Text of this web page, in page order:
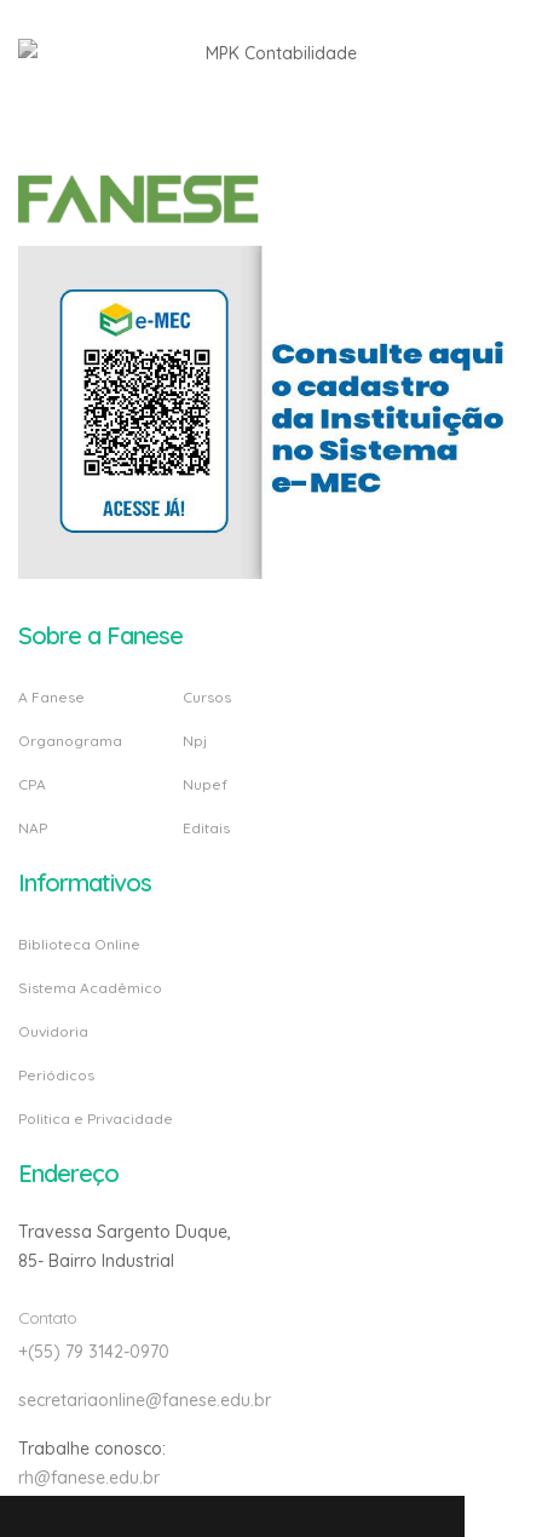
Sobre a Fanese
A Fanese
Organograma
CPA
NAP
Cursos
Npj
Nupef
Editais
Informativos
Biblioteca Online
Sistema Acadêmico
Ouvidoria
Periódicos
Politica e Privacidade
Endereço
Travessa Sargento Duque,
85- Bairro Industrial
Contato
+(55) 79 3142-0970
secretariaonline@fanese.edu.br
Trabalhe conosco:
rh@fanese.edu.br